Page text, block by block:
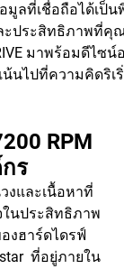
ที่เชื่อถือได้เป็น
ประสิทธิภาพที่
มาพร้อมดี
ไปที่ความคิดริ
RPM
ร
งและเนื้อหาที่
นประสิทธิภาพ
งฮาร์ดไดรฟ์
ที่อยู่ภายใน